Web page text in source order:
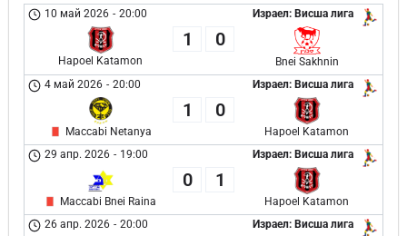
Израел: Висша лига
10 май 2026 - 20:00
Hapoel Katamon
1 0
Bnei Sakhnin
Израел: Висша лига
4 май 2026 - 20:00
Maccabi Netanya
1 0
Hapoel Katamon
Израел: Висша лига
29 апр. 2026 - 19:00
Maccabi Bnei Raina
0 1
Hapoel Katamon
Израел: Висша лига
26 апр. 2026 - 20:00